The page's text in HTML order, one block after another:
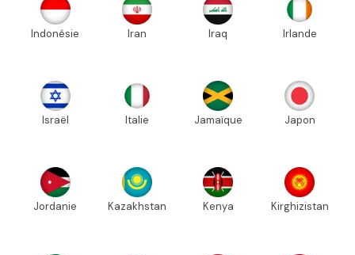
Indonésie Iran Iraq Irlande
Israël Italie Jamaïque Japon
Jordanie Kazakhstan Kenya Kirghizistan